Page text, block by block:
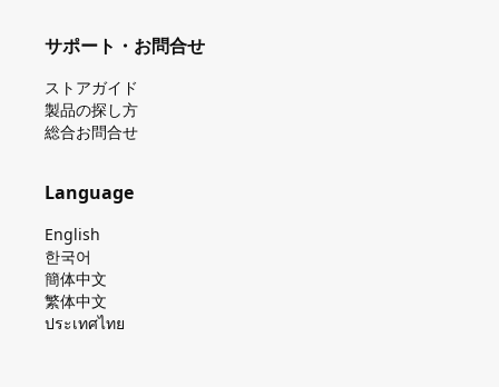
サポート・お問合せ
ストアガイド
製品の探し⽅
総合お問合せ
Language
English
한국어
簡体中文
繁体中文
ประเทศไทย